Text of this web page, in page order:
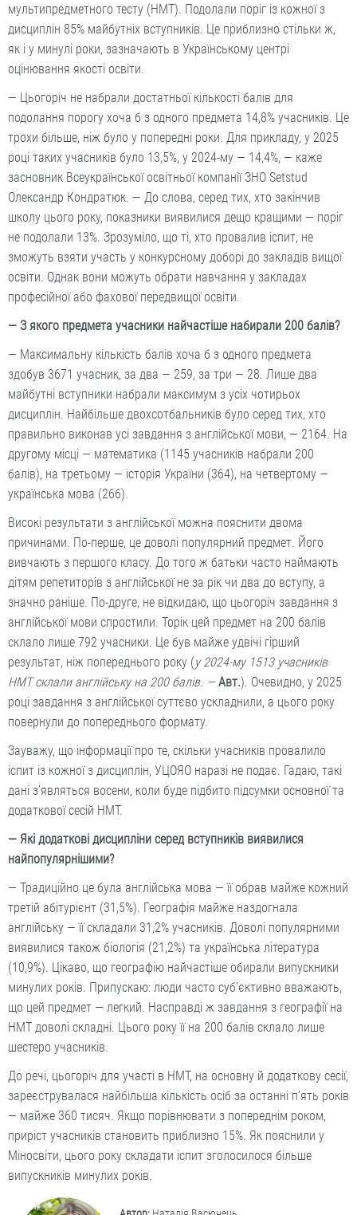
мультипредметного тесту (НМТ). Подолали поріг із кожної з
дисциплін 85% майбутніх вступників. Це приблизно стільки ж,
як і у минулі роки, зазначають в Українському центрі
оцінювання якості освіти.
— Цьогоріч не набрали достатньої кількості балів для
подолання порогу хоча б з одного предмета 14,8% учасників. Це
трохи більше, ніж було у попередні роки. Для прикладу, у 2025
році таких учасників було 13,5%, у 2024-му — 14,4%, — каже
засновник Всеукраїнської освітньої компанії ЗНО Setstud
Олександр Кондратюк. — До слова, серед тих, хто закінчив
школу цього року, показники виявилися дещо кращими — поріг
не подолали 13%. Зрозуміло, що ті, хто провалив іспит, не
зможуть взяти участь у конкурсному доборі до закладів вищої
освіти. Однак вони можуть обрати навчання у закладах
професійної або фахової передвищої освіти.
— З якого предмета учасники найчастіше набирали 200 балів?
— Максимальну кількість балів хоча б з одного предмета
здобув 3671 учасник, за два — 259, за три — 28. Лише два
майбутні вступники набрали максимум з усіх чотирьох
дисциплін. Найбільше двохсотбальників було серед тих, хто
правильно виконав усі завдання з англійської мови, — 2164. На
другому місці — математика (1145 учасників набрали 200
балів), на третьому — історія України (364), на четвертому —
українська мова (266).
Високі результати з англійської можна пояснити двома
причинами. По-перше, це доволі популярний предмет. Його
вивчають з першого класу. До того ж батьки часто наймають
дітям репетиторів з англійської не за рік чи два до вступу, а
значно раніше. По-друге, не відкидаю, що цьогоріч завдання з
англійської мови спростили. Торік цей предмет на 200 балів
склало лише 792 учасники. Це був майже удвічі гірший
результат, ніж попереднього року (у 2024-му 1513 учасників
НМТ склали англійську на 200 балів. — Авт.). Очевидно, у 2025
році завдання з англійської суттєво ускладнили, а цього року
повернули до попереднього формату.
Зауважу, що інформації про те, скільки учасників провалило
іспит із кожної з дисциплін, УЦОЯО наразі не подає. Гадаю, такі
дані з’являться восени, коли буде підбито підсумки основної та
додаткової сесій НМТ.
— Які додаткові дисципліни серед вступників виявилися
найпопулярнішими?
— Традиційно це була англійська мова — її обрав майже кожний
третій абітурієнт (31,5%). Географія майже наздогнала
англійську — її складали 31,2% учасників. Доволі популярними
виявилися також біологія (21,2%) та українська література
(10,9%). Цікаво, що географію найчастіше обирали випускники
минулих років. Припускаю: люди часто суб’єктивно вважають,
що цей предмет — легкий. Насправді ж завдання з географії на
НМТ доволі складні. Цього року її на 200 балів склало лише
шестеро учасників.
До речі, цьогоріч для участі в НМТ, на основну й додаткову сесії,
зареєструвалася найбільша кількість осіб за останні п’ять років
— майже 360 тисяч. Якщо порівнювати з попереднім роком,
приріст учасників становить приблизно 15%. Як пояснили у
Міносвіти, цього року складати іспит зголосилося більше
випускників минулих років.